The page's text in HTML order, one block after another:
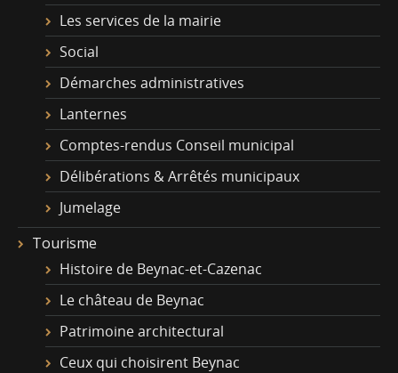
Les services de la mairie
Social
Démarches administratives
Lanternes
Comptes-rendus Conseil municipal
Délibérations & Arrêtés municipaux
Jumelage
Tourisme
Histoire de Beynac-et-Cazenac
Le château de Beynac
Patrimoine architectural
Ceux qui choisirent Beynac